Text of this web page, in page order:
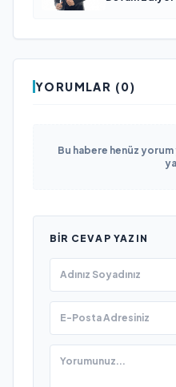
YORUMLAR (0)
Bu habere henüz yorum
BIR CEVAP YAZIN